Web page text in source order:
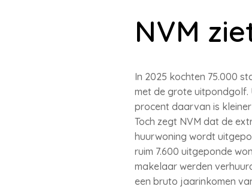
NVM
In 2025 kochten 75.000
met de grote uitpondgolf.
procent daarvan is
Toch zegt NVM dat de
huurwoning wordt
ruim 7.600 uitgeponde
makelaar werden
een bruto jaarinkomen